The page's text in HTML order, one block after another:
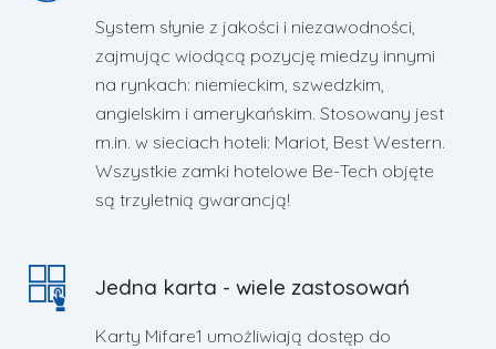
System słynie z jakości i niezawodności,
zajmując wiodącą pozycję miedzy innymi
na rynkach: niemieckim, szwedzkim,
angielskim i amerykańskim. Stosowany jest
m.in. w sieciach hoteli: Mariot, Best Western.
Wszystkie zamki hotelowe Be-Tech objęte
są trzyletnią gwarancją!
Jedna karta - wiele zastosowań
Karty Mifare1 umożliwiają dostęp do